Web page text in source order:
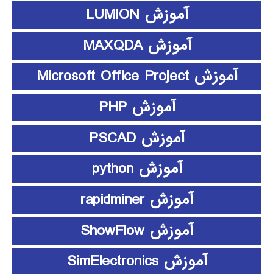
آموزش LUMION
آموزش MAXQDA
آموزش Microsoft Office Project
آموزش PHP
آموزش PSCAD
آموزش python
آموزش rapidminer
آموزش ShowFlow
آموزش SimElectronics